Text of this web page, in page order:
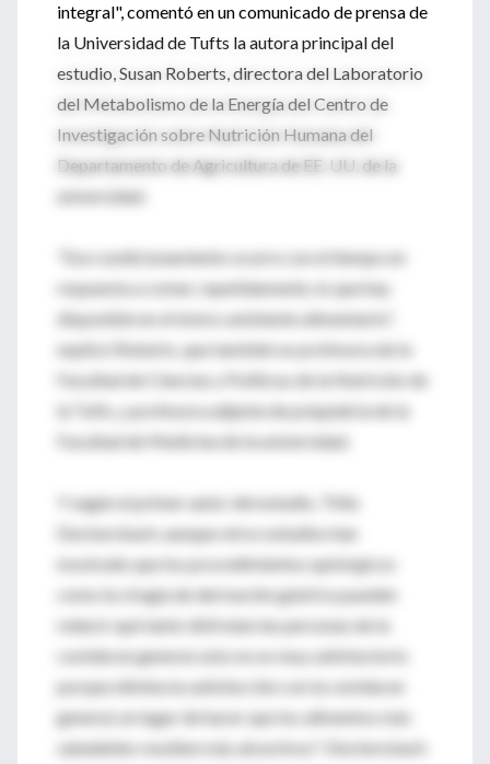
integral", comentó en un comunicado de prensa de
la Universidad de Tufts la autora principal del
estudio, Susan Roberts, directora del Laboratorio
del Metabolismo de la Energía del Centro de
Investigación sobre Nutrición Humana del
Departamento de Agricultura de EE. UU. de la
universidad.
"Ese condicionamiento ocurre con el tiempo en
respuesta a comer, repetidamente, lo que hay
disponible en el tóxico ambiente alimentario",
explicó Roberts, que también es profesora de la
Facultad de Ciencias y Políticas de la Nutrición de
la Tufts, y profesora adjunta de psiquiatría de la
Facultad de Medicina de la universidad.
Y según el primer autor del estudio, Thilo
Deckersbach, aunque otros estudios han
mostrado que los procedimientos quirúrgicos
como la cirugía de derivación gástrica pueden
reducir qué tanto disfrutan las personas de la
comida en general, esto no es muy satisfactorio
porque elimina la satisfacción con la comida en
general, en lugar de hacer que los alimentos más
saludables resulten más atractivos". Deckersbach